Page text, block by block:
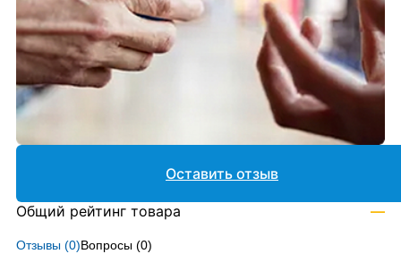
Отзывы (0)Вопросы (0)
Оставить отзыв
Общий рейтинг товара —